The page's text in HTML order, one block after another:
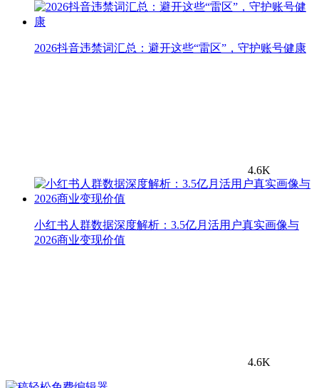
2026抖音违禁词汇总：避开这些“雷区”，守护账号健康
4.6K
小红书人群数据深度解析：3.5亿月活用户真实画像与
2026商业变现价值
4.6K